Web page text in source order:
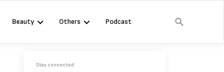
Beauty Others Podcast
Stay connected